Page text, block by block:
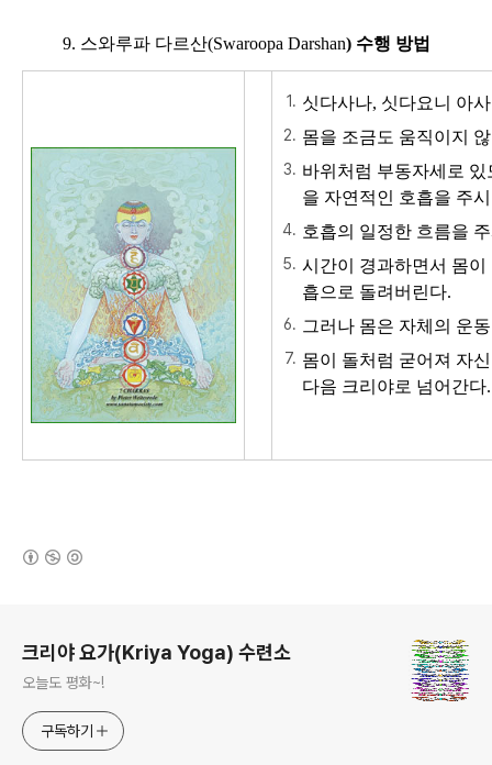
9. 스와루파 다르산(Swaroopa Darshan)수행 방법
싯다사나, 싯다요니 아
몸을 조금도 움직이지
바위처럼 부동자세로
을 자연적인 호흡을 주
호흡의 일정한 흐름을
시간이 경과하면서 몸이
흡으로 돌려버린다.
그러나 몸은 자체의 운
몸이 돌처럼 굳어져 자
다음 크리야로 넘어간다.
크리야 요가(Kriya Yoga) 수련소
오늘도 평화~!
구독하기